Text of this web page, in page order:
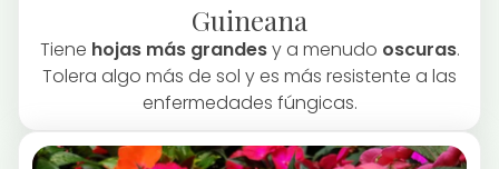
Guineana
Tiene hojas más grandesy a menudo oscuras.
Tolera algo más de sol y es más resistente a las
enfermedades fúngicas.